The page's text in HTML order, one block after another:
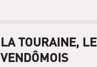
LA TOURAINE,
VENDÔMOIS